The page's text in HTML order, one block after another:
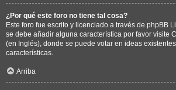
¿Por qué este foro no tiene tal cosa?
Este foro fue escrito y licenciado a través de phpBB
se debe añadir alguna característica por favor visite
(en Inglés), donde se puede votar en ideas
características.
Arriba